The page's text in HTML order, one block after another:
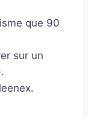
que 90
sur un